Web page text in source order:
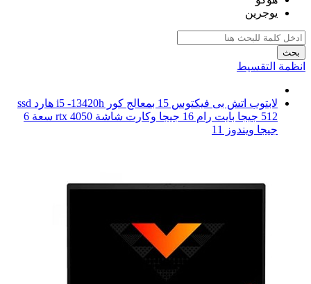
يوجرين
بحث
انظمة التقسيط
لابتوب اتش بى فيكتوس 15 بمعالج كور i5 -13420h هارد ssd
512 جيجا بايت رام 16 جيجا وكارت شاشة rtx 4050 سعة 6
جيجا ويندوز 11